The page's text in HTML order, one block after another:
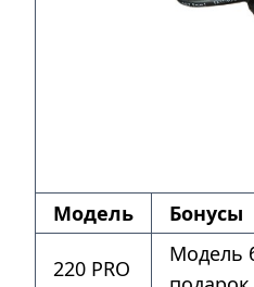
Модель Бонусы
220 PRO
Модель